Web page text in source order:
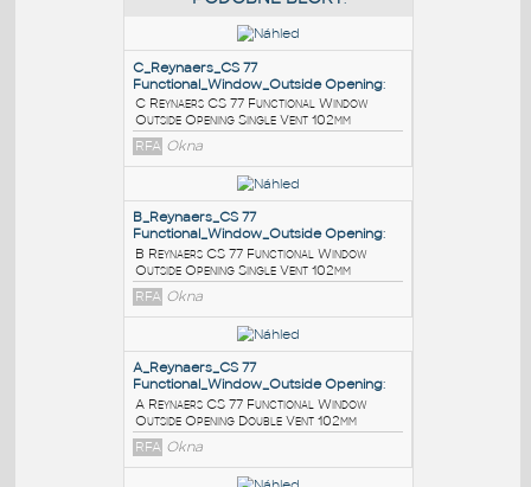
PODOBNÉ BLOKY
C_Reynaers_CS 77
Functional_Window_Outside Opening
C Reynaers CS 77 Functional Window
Outside Opening Single Vent 102mm
RFA Okna
B_Reynaers_CS 77
Functional_Window_Outside Opening